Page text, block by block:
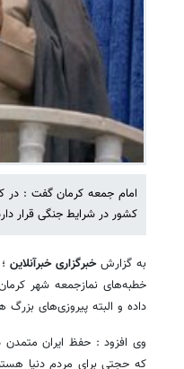
امام جمعه کرمان گفت : در
کشور در شرایط جنگی قرار
به گزارشخبرگزاری خبرآنلاین
خطبه‌های نمازجمعه شهر
داده و البته پیروزی‌های
وی افزود : حفظ ایران